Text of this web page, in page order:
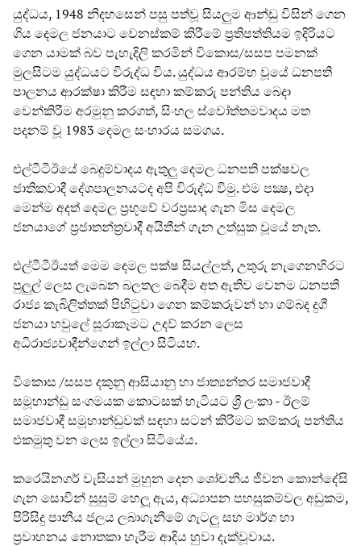
යුද්ධය, 1948 නිදහසෙන් පසු පත්වූ සියලුම ආන්ඩු විසින් ගෙන
ගිය දෙමල ජනයාට වෙනස්කම් කිරීමේ ප්‍රතිපත්තියම ඉදිරියට
ගෙන යාමක් බව පැහැදිලි කරමින් විකොස/සසප පමනක්
මුලසිටම යුද්ධයට විරුද්ධ විය. යුද්ධය ආරම්භ වූයේ ධනපති
පාලනය ආරක්ෂා කිරීම සඳහා කම්කරු පන්තිය බෙදා
වෙන්කිරීම අරමුනු කරගත්, සිංහල ස්වෝත්තමවාදය මත
පදනම් වූ 1983 දෙමල සංහාරය සමගය.
එල්ටීටීඊයේ බෙදුම්වාදය ඇතුලු දෙමල ධනපති පක්ෂවල
ජාතිකවාදී දේශපාලනයටද අපි විරුද්ධ වීමු. එම පක්‍ෂ, එදා
මෙන්ම අදත් දෙමල ප්‍රභූවේ වරප්‍රසාද ගැන මිස දෙමල
ජනයාගේ ප්‍රජාතන්ත්‍රවාදී අයිතීන් ගැන උත්සුක වූයේ නැත.
එල්ටීටීඊයත් මෙම දෙමල පක්ෂ සියල්ලත්, උතුරු නැගෙනහිරට
පුලුල් ලෙස ලැබෙන බලතල බෙදීම අත ඇතිව වෙනම ධනපති
රාජ්‍ය කැබිලිත්තක් පිහිටුවා ගෙන කම්කරුවන් හා ගම්බද දුගී
ජනයා හවුලේ සූරාකෑමට උදව් කරන ලෙස
අධිරාජ්‍යවාදීන්ගෙන් ඉල්ලා සිටියහ.
විකොස /සසප දකුනු ආසියානු හා ජාත්‍යන්තර සමාජවාදී
සමූහාන්ඩු සංගමයක කොටසක් හැටියට ශ්‍රී ලංකා - ඊලම්
සමාජවාදී සමූහාන්ඩුවක් සඳහා සටන් කිරීමට කම්කරු පන්තිය
එකමුතු වන ලෙස ඉල්ලා සිටියේය.
කරෙයිනගර් වැසියන් මුහුන දෙන ශෝචනීය ජීවන කොන්දේසි
ගැන සොවින් සුසුම් හෙලූ ඇය, අධ්‍යාපන පහසුකම්වල අඩුකම,
පිරිසිදු පානීය ජලය ලබාගැනීමේ ගැටලු සහ මාර්ග හා
ප්‍රවාහනය නොතකා හැරීම ආදිය හුවා දැක්වූවාය.